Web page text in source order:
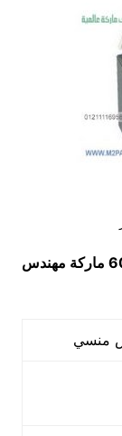
موديل 601 ماركة مهندس